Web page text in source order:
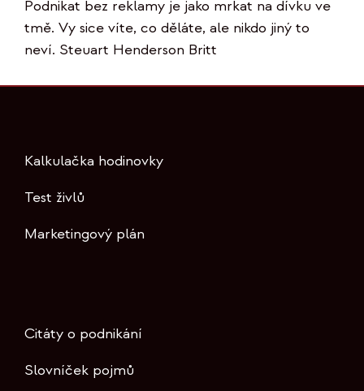
Podnikat bez reklamy je jako mrkat na dívku ve
tmě. Vy sice víte, co děláte, ale nikdo jiný to
neví. Steuart Henderson Britt
Kalkulačka hodinovky
Test živlů
Marketingový plán
Citáty o podnikání
Slovníček pojmů